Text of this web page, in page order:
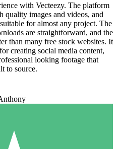
with Vecteezy. The platform
quality images and videos, and
for almost any project. The
are straightforward, and the
than many free stock websites. It
creating social media content,
looking footage that
to source.